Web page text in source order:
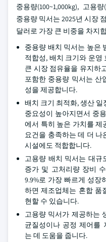
중용량(100~1,000kg), 고용
중용량 믹서는 2025년 시장
달러로 가장 큰 비중을 차지
중용량 배치 믹서는 높은
적합성, 배치 크기와 운영
큰 시장 점유율을 유지하
포함한 중용량 믹서는 산
성을 제공합니다.
배치 크기 최적화, 생산
중요성이 높아지면서 중
에서 특히 높은 가치를 제
요건을 충족하는 데 더 나
시설에도 적합합니다.
고용량 배치 믹서는 대
증가 및 고처리량 장비
9.9%로 가장 빠르게 성장
하면 제조업체는 혼합 품
현할 수 있습니다.
고용량 믹서가 제공하는
균질성이나 공정 제어를
는 데 도움을 줍니다.